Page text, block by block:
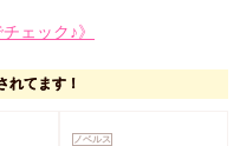
ェック♪》
れてます！
ノベルス